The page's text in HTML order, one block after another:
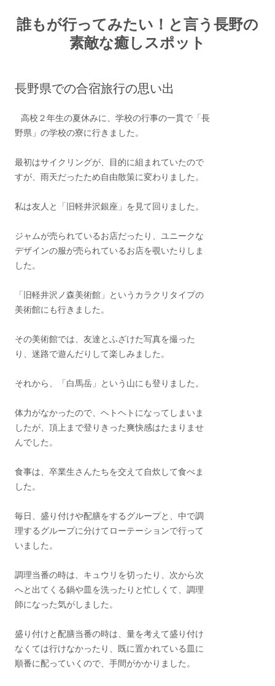
誰もが行ってみたい！と言う長野の
素敵な癒しスポット
長野県での合宿旅行の思い出
高校２年生の夏休みに、学校の行事の一貫で「長
野県」の学校の寮に行きました。
最初はサイクリングが、目的に組まれていたので
すが、雨天だったため自由散策に変わりました。
私は友人と「旧軽井沢銀座」を見て回りました。
ジャムが売られているお店だったり、ユニークな
デザインの服が売られているお店を覗いたりしま
した。
「旧軽井沢ノ森美術館」というカラクリタイプの
美術館にも行きました。
その美術館では、友達とふざけた写真を撮った
り、迷路で遊んだりして楽しみました。
それから、「白馬岳」という山にも登りました。
体力がなかったので、ヘトヘトになってしまいま
したが、頂上まで登りきった爽快感はたまりませ
んでした。
食事は、卒業生さんたちを交えて自炊して食べま
した。
毎日、盛り付けや配膳をするグループと、中で調
理するグループに分けてローテーションで行って
いました。
調理当番の時は、キュウリを切ったり、次から次
へと出てくる鍋や皿を洗ったりと忙しくて、調理
師になった気がしました。
盛り付けと配膳当番の時は、量を考えて盛り付け
なくては行けなかったり、既に置かれている皿に
順番に配っていくので、手間がかかりました。